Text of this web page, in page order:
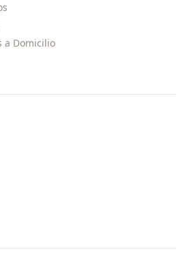
a Domicilio